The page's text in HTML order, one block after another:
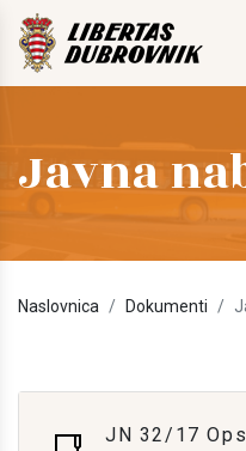
Javna
Naslovnica Dokumenti
JN 32/17